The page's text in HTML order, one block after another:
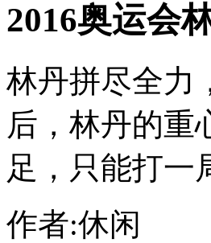
2016奥运会
林丹拼尽全力
后，林丹的重
足，只能打一
作者:休闲